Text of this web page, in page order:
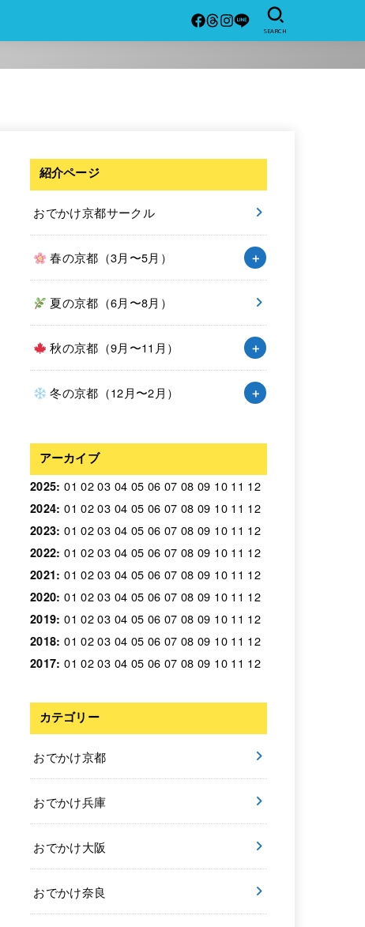
SEARCH
紹介ページ
おでかけ京都サークル
春の京都（3月〜5月）
夏の京都（6月〜8月）
秋の京都（9月〜11月）
冬の京都（12月〜2月）
アーカイブ
2025:01 02 03 04 05 06 07 08 09 10 11 12
2024:01 02 03 04 05 06 07 08 09 10 11 12
2023:01 02 03 04 05 06 07 08 09 10 11 12
2022:01 02 03 04 05 06 07 08 09 10 11 12
2021:01 02 03 04 05 06 07 08 09 10 11 12
2020:01 02 03 04 05 06 07 08 09 10 11 12
2019:01 02 03 04 05 06 07 08 09 10 11 12
2018:01 02 03 04 05 06 07 08 09 10 11 12
2017:01 02 03 04 05 06 07 08 09 10 11 12
カテゴリー
おでかけ京都
おでかけ兵庫
おでかけ大阪
おでかけ奈良